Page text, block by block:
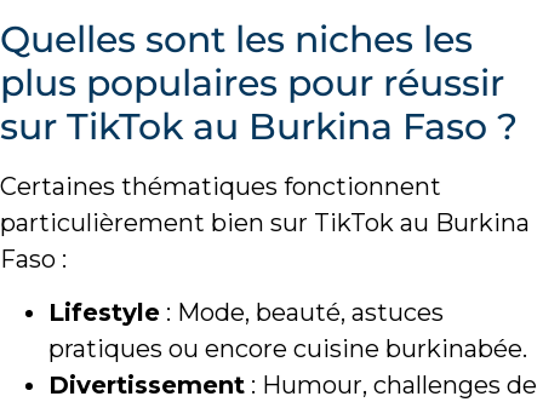
Quelles sont les niches les
plus populaires pour réussir
sur TikTok au Burkina Faso ?
Certaines thématiques fonctionnent
particulièrement bien sur TikTok au Burkina
Faso :
Lifestyle : Mode, beauté, astuces
pratiques ou encore cuisine burkinabée.
Divertissement : Humour, challenges de